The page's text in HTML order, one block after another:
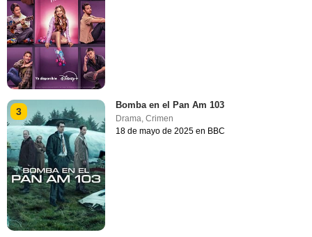
3
Bomba en el Pan Am 103
Drama ,Crimen
18 de mayo de 2025 en BBC